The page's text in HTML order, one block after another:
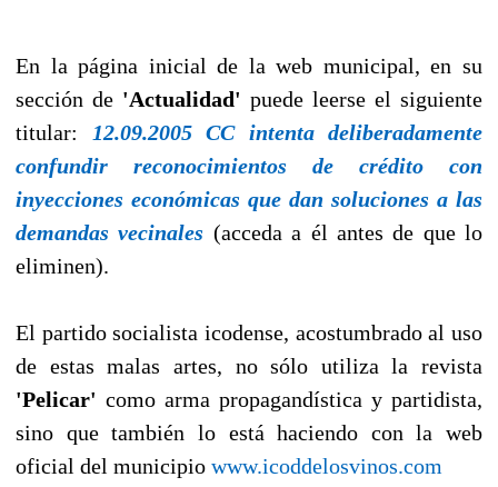
En la página inicial de la web municipal, en su
sección de 'Actualidad' puede leerse el siguiente
titular:
12.09.2005 CC intenta deliberadamente
confundir reconocimientos de crédito con
inyecciones económicas que dan soluciones a las
demandas vecinales (acceda a él antes de que lo
eliminen).
El partido socialista icodense, acostumbrado al uso
de estas malas artes, no sólo utiliza la revista
'Pelicar' como arma propagandística y partidista,
sino que también lo está haciendo con la web
oficial del municipio www.icoddelosvinos.com